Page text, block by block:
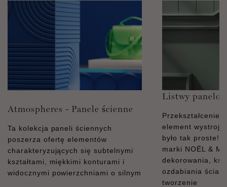
Atmospheres - Panele ścienne
Ta kolekcja paneli ściennych
poszerza ofertę elementów
charakteryzujących się subtelnymi
kształtami, miękkimi konturami i
widocznymi powierzchniami o silnym
Listwy
Przekształcenie
element
było tak proste!
marki NOËL &
dekorowania,
ozdabiania
tworzenie